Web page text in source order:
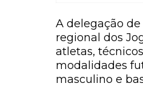
A delegação
regional dos
atletas,
modalidades
masculino e